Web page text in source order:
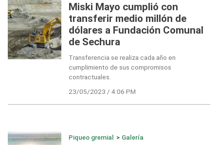
Miski Mayo cumplió con
transferir medio millón de
dólares a Fundación Comunal
de Sechura
Transferencia se realiza cada año en
cumplimiento de sus compromisos
contractuales.
23/05/2023 / 4:06 PM
Piqueo gremial > Galería